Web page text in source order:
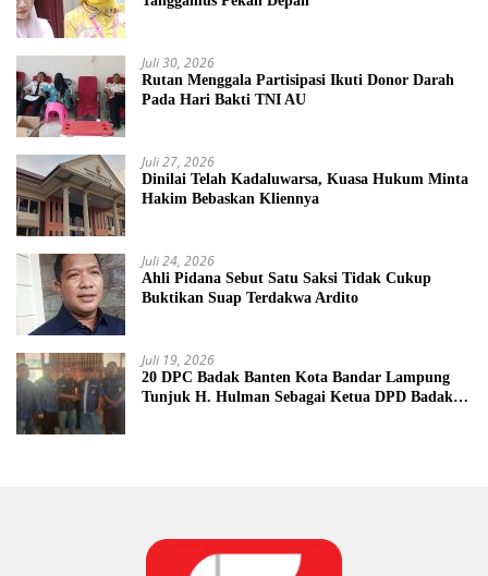
Juli 30, 2026
Rutan Menggala Partisipasi Ikuti Donor Darah
Pada Hari Bakti TNI AU
Juli 27, 2026
Dinilai Telah Kadaluwarsa, Kuasa Hukum Minta
Hakim Bebaskan Kliennya
Juli 24, 2026
Ahli Pidana Sebut Satu Saksi Tidak Cukup
Buktikan Suap Terdakwa Ardito
Juli 19, 2026
20 DPC Badak Banten Kota Bandar Lampung
Tunjuk H. Hulman Sebagai Ketua DPD Badak